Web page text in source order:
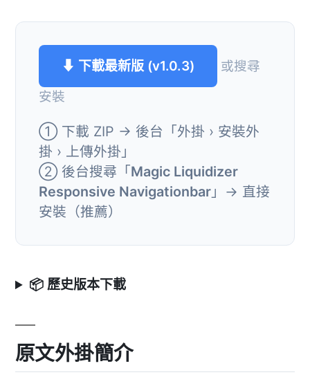
⬇ 下載最新版 (v1.0.3)
或搜尋
安裝
① 下載 ZIP → 後台「外掛 › 安裝外
掛 › 上傳外掛」
② 後台搜尋「Magic Liquidizer
Responsive Navigationbar 」→ 直接
安裝（推薦）
📦 歷史版本下載
原文外掛簡介